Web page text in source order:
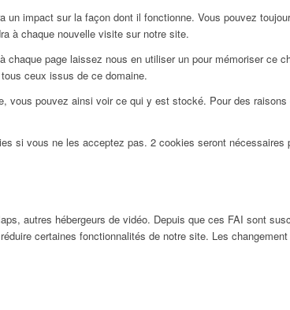
impact sur la façon dont il fonctionne. Vous pouvez
à chaque nouvelle visite sur notre site.
page laissez nous en utiliser un pour mémoriser ce
ceux issus de ce domaine.
pouvez ainsi voir ce qui y est stocké. Pour des
si vous ne les acceptez pas. 2 cookies seront
autres hébergeurs de vidéo. Depuis que ces FAI sont
certaines fonctionnalités de notre site. Les